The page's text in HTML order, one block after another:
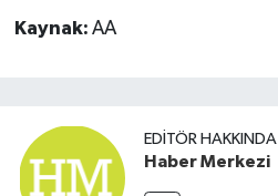
Kaynak: AA
EDITÖR HAKKINDA
Haber Merkezi